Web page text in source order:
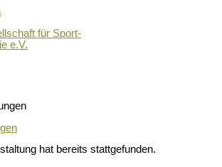
hat bereits stattgefunden.